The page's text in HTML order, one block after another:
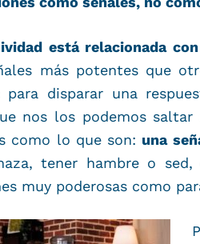
está relacionada
más potentes que
para disparar una
nos los podemos
como lo que son: una
tener hambre o
muy poderosas como